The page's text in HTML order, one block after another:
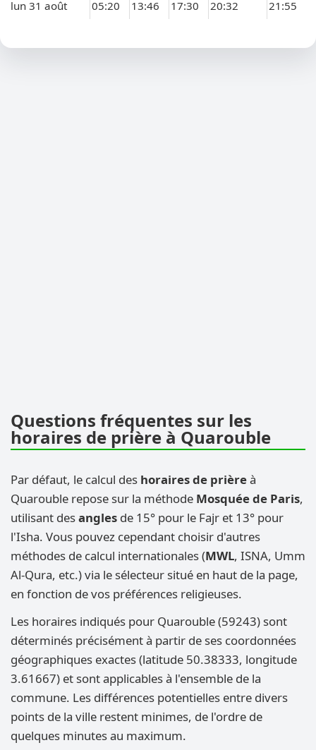
lun 31 août 05:20 13:46 17:30 20:32 21:55
Questions fréquentes sur les
horaires de prière à Quarouble
Par défaut, le calcul des horaires de prièreà
Quarouble repose sur la méthode Mosquée de Paris,
utilisant desangles de 15° pour le Fajr et 13° pour
l'Isha. Vous pouvez cependant choisir d'autres
méthodes de calcul internationales (MWL, ISNA, Umm
Al-Qura, etc.) via le sélecteur situé en haut de la page,
en fonction de vos préférences religieuses.
Les horaires indiqués pour Quarouble (59243) sont
déterminés précisément à partir de ses coordonnées
géographiques exactes (latitude 50.38333, longitude
3.61667) et sont applicables à l'ensemble de la
commune. Les différences potentielles entre divers
points de la ville restent minimes, de l'ordre de
quelques minutes au maximum.